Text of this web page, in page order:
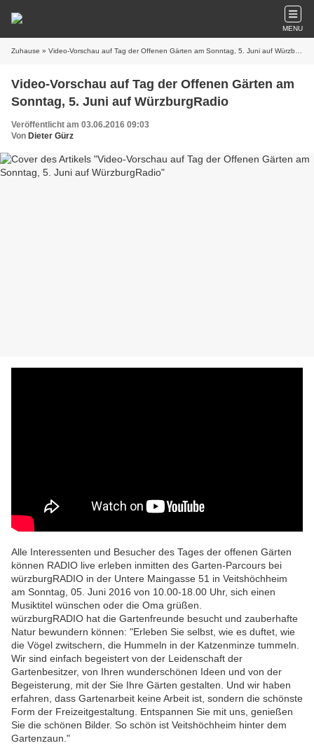
MENU
Zuhause » Video-Vorschau auf Tag der Offenen Gärten am Sonntag, 5. Juni auf WürzburgRadio
Video-Vorschau auf Tag der Offenen Gärten am
Sonntag, 5. Juni auf WürzburgRadio
Veröffentlicht am 03.06.2016 09:03
Von Dieter Gürz
Alle Interessenten und Besucher des Tages der offenen Gärten
können RADIO live erleben inmitten des Garten-Parcours bei
würzburgRADIO in der Untere Maingasse 51 in Veitshöchheim
am Sonntag, 05. Juni 2016 von 10.00-18.00 Uhr, sich einen
Musiktitel wünschen oder die Oma grüßen.
würzburgRADIO hat die Gartenfreunde besucht und zauberhafte
Natur bewundern können: "Erleben Sie selbst, wie es duftet, wie
die Vögel zwitschern, die Hummeln in der Katzenminze tummeln.
Wir sind einfach begeistert von der Leidenschaft der
Gartenbesitzer, von Ihren wunderschönen Ideen und von der
Begeisterung, mit der Sie Ihre Gärten gestalten. Und wir haben
erfahren, dass Gartenarbeit keine Arbeit ist, sondern die schönste
Form der Freizeitgestaltung. Entspannen Sie mit uns, genießen
Sie die schönen Bilder. So schön ist Veitshöchheim hinter dem
Gartenzaun."